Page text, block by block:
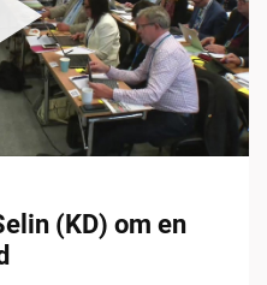
(KD) om en